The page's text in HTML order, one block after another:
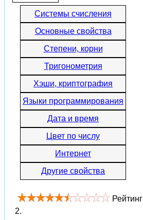
Системы счисления
Основные свойства
Степени, корни
Тригонометрия
Хэши, криптография
Языки программирования
Дата и время
Цвет по числу
Интернет
Другие свойства
Рейтинг
2.